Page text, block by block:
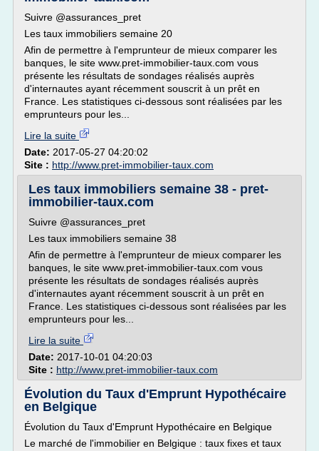
Suivre @assurances_pret
Les taux immobiliers semaine 20
Afin de permettre à l'emprunteur de mieux comparer les
banques, le site www.pret-immobilier-taux.com vous
présente les résultats de sondages réalisés auprès
d'internautes ayant récemment souscrit à un prêt en
France. Les statistiques ci-dessous sont réalisées par les
emprunteurs pour les...
Lire la suite
Date: 2017-05-27 04:20:02
Site : http://www.pret-immobilier-taux.com
Les taux immobiliers semaine 38 - pret-
immobilier-taux.com
Suivre @assurances_pret
Les taux immobiliers semaine 38
Afin de permettre à l'emprunteur de mieux comparer les
banques, le site www.pret-immobilier-taux.com vous
présente les résultats de sondages réalisés auprès
d'internautes ayant récemment souscrit à un prêt en
France. Les statistiques ci-dessous sont réalisées par les
emprunteurs pour les...
Lire la suite
Date: 2017-10-01 04:20:03
Site : http://www.pret-immobilier-taux.com
Évolution du Taux d'Emprunt Hypothécaire
en Belgique
Évolution du Taux d'Emprunt Hypothécaire en Belgique
Le marché de l'immobilier en Belgique : taux fixes et taux